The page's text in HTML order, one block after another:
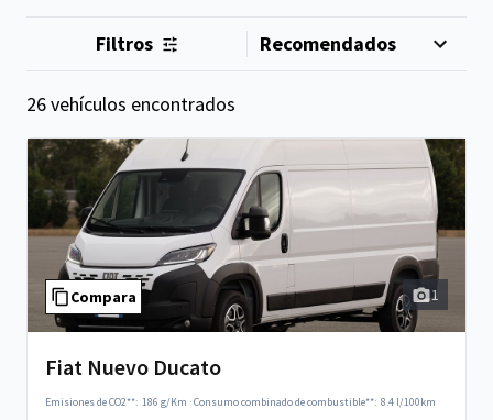
Filtros
26 vehículos encontrados
Compara 1
Fiat Nuevo Ducato
Emisiones de CO2**: 186 g/Km ·Consumo combinado de combustible**: 8.4 l/100km